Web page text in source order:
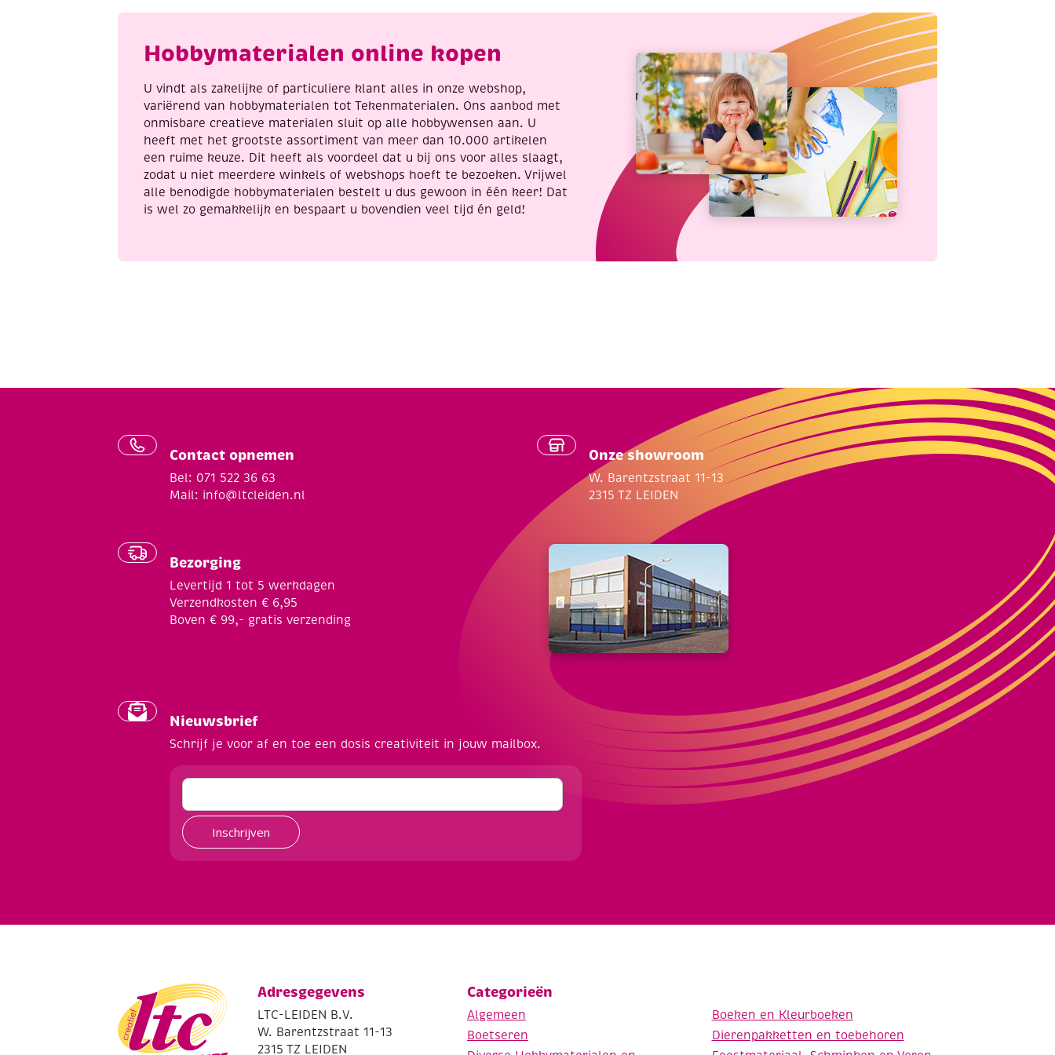
Hobbymaterialen online kopen
U vindt als zakelijke of particuliere klant alles in onze webshop,
variërend van hobbymaterialen tot Tekenmaterialen. Ons aanbod met
onmisbare creatieve materialen sluit op alle hobbywensen aan. U
heeft met het grootste assortiment van meer dan 10.000 artikelen
een ruime keuze. Dit heeft als voordeel dat u bij ons voor alles slaagt,
zodat u niet meerdere winkels of webshops hoeft te bezoeken. Vrijwel
alle benodigde hobbymaterialen bestelt u dus gewoon in één keer! Dat
is wel zo gemakkelijk en bespaart u bovendien veel tijd én geld!
Contact opnemen
Bel: 071 522 36 63
Mail: info@ltcleiden.nl
Bezorging
Levertijd 1 tot 5 werkdagen
Verzendkosten € 6,95
Boven € 99,- gratis verzending
Onze showroom
W. Barentzstraat 11-13
2315 TZ LEIDEN
Nieuwsbrief
Schrijf je voor af en toe een dosis creativiteit in jouw mailbox.
Inschrijven
Adresgegevens
LTC-LEIDEN B.V.
W. Barentzstraat 11-13
2315 TZ LEIDEN
Categorieën
Algemeen
Boeken en Kleurboeken
Boetseren
Dierenpakketten en toebehoren